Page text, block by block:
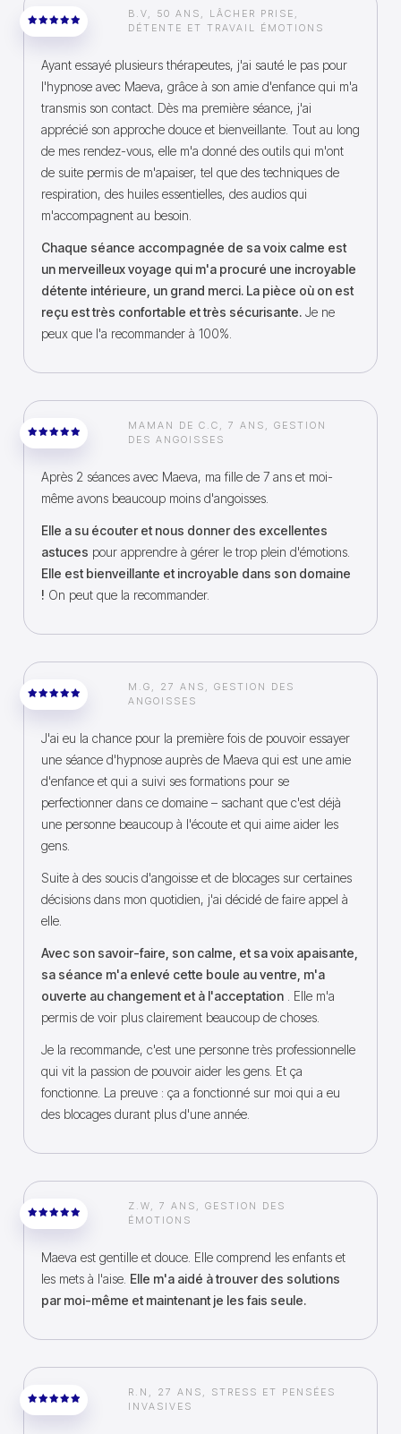
B.V, 50 ANS, LÂCHER PRISE,
DÉTENTE ET TRAVAIL ÉMOTIONS
Ayant essayé plusieurs thérapeutes, j'ai sauté le pas pour
l'hypnose avec Maeva, grâce à son amie d'enfance qui m'a
transmis son contact. Dès ma première séance, j'ai
apprécié son approche douce et bienveillante. Tout au long
de mes rendez-vous, elle m'a donné des outils qui m'ont
de suite permis de m'apaiser, tel que des techniques de
respiration, des huiles essentielles, des audios qui
m'accompagnent au besoin.
Chaque séance accompagnée de sa voix calme est
un merveilleux voyage qui m'a procuré une incroyable
détente intérieure, un grand merci. La pièce où on est
reçu est très confortable et très sécurisante. Je ne
peux que l'a recommander à 100%.
MAMAN DE C.C, 7 ANS, GESTION
DES ANGOISSES
Après 2 séances avec Maeva, ma fille de 7 ans et moi-
même avons beaucoup moins d'angoisses.
Elle a su écouter et nous donner des excellentes
astuces pour apprendre à gérer le trop plein d'émotions.
Elle est bienveillante et incroyable dans son domaine
! On peut que la recommander.
M.G, 27 ANS, GESTION DES
ANGOISSES
J'ai eu la chance pour la première fois de pouvoir essayer
une séance d'hypnose auprès de Maeva qui est une amie
d'enfance et qui a suivi ses formations pour se
perfectionner dans ce domaine – sachant que c'est déjà
une personne beaucoup à l'écoute et qui aime aider les
gens.
Suite à des soucis d'angoisse et de blocages sur certaines
décisions dans mon quotidien, j'ai décidé de faire appel à
elle.
Avec son savoir-faire, son calme, et sa voix apaisante,
sa séance m'a enlevé cette boule au ventre, m'a
ouverte au changement et à l'acceptation . Elle m'a
permis de voir plus clairement beaucoup de choses.
Je la recommande, c'est une personne très professionnelle
qui vit la passion de pouvoir aider les gens. Et ça
fonctionne. La preuve : ça a fonctionné sur moi qui a eu
des blocages durant plus d'une année.
Z.W, 7 ANS, GESTION DES
ÉMOTIONS
Maeva est gentille et douce. Elle comprend les enfants et
les mets à l'aise. Elle m'a aidé à trouver des solutions
par moi-même et maintenant je les fais seule.
R.N, 27 ANS, STRESS ET PENSÉES
INVASIVES